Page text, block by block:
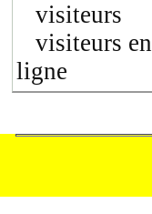
visiteurs
visiteurs en
ligne